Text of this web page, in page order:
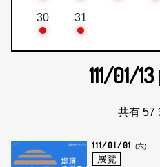
30 31
111/01/13
共有 57
111/01/01 (六)
展覽